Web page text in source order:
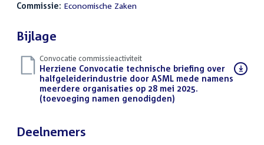
Commissie: Economische Zaken
Bijlage
Convocatie commissieactiviteit
Download
bestand:
Herziene Convocatie technische briefing over
halfgeleiderindustrie door ASML mede namens
meerdere organisaties op 28 mei 2025.
(toevoeging namen genodigden)
Deelnemers